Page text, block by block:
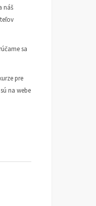
náš
sa
pre
na webe